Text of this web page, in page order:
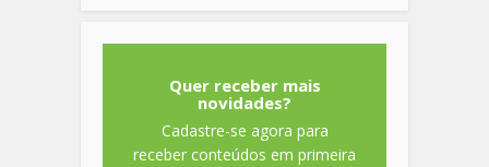
Quer receber mais
novidades?
Cadastre-se agora para
receber conteúdos em primeira